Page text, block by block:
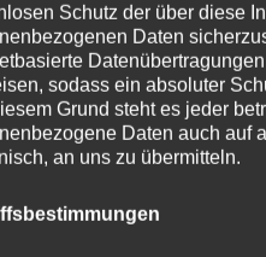
wird mobil
stationär aufgenommen
Schlappack, der seine
Termin mit ihm in der
der Klinik Landstraße sind
Schutz der über diese
Daten
sodass ein absoluter
Grund steht es jeder
Daten auch auf
an uns zu übermitteln.